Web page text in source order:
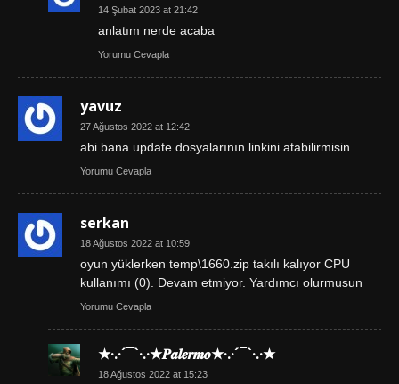
14 Şubat 2023 at 21:42
anlatım nerde acaba
Yorumu Cevapla
yavuz
27 Ağustos 2022 at 12:42
abi bana update dosyalarının linkini atabilirmisin
Yorumu Cevapla
serkan
18 Ağustos 2022 at 10:59
oyun yüklerken temp\1660.zip takılı kalıyor CPU
kullanımı (0). Devam etmiyor. Yardımcı olurmusun
Yorumu Cevapla
★·.·´¯`·.·★𝑷𝒂𝒍𝒆𝒓𝒎𝒐★·.·´¯`·.·★
18 Ağustos 2022 at 15:23